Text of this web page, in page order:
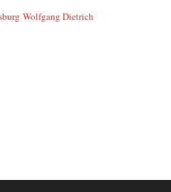
Wolfgang Dietrich